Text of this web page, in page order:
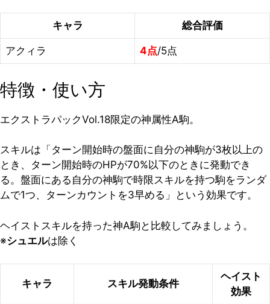
キャラ 総合評価
アクィラ 4点/5点
特徴・使い方
エクストラパックVol.18限定の神属性A駒。
スキルは「ターン開始時の盤面に自分の神駒が3枚以上の
とき、ターン開始時のHPが70%以下のときに発動でき
る。盤面にある自分の神駒で時限スキルを持つ駒をランダ
ムで1つ、ターンカウントを3早める」という効果です。
ヘイストスキルを持った神A駒と比較してみましょう。
※シュエルは除く
キャラ スキル発動条件
ヘイスト
効果